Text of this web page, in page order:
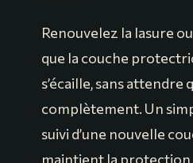
Renouvelez la lasure
que la couche
s’écaille, sans attendre
complètement. Un
suivi d’une nouvelle
maintient la